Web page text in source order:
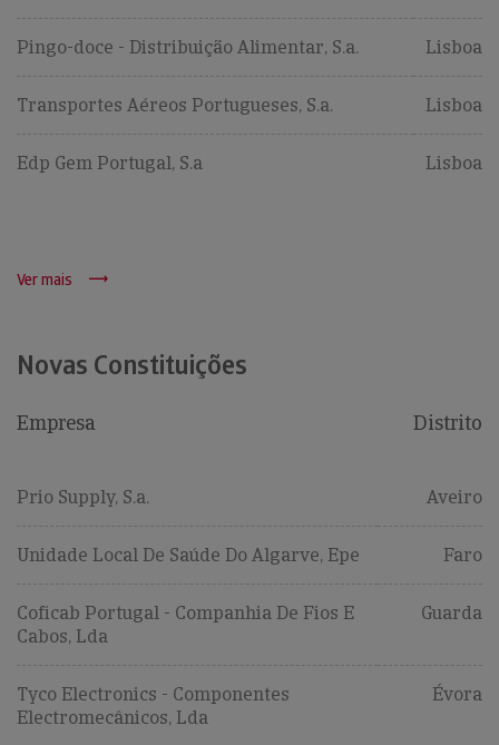
Pingo-doce - Distribuição Alimentar, S.a. Lisboa
Transportes Aéreos Portugueses, S.a. Lisboa
Edp Gem Portugal, S.a Lisboa
Ver mais
Novas Constituições
Empresa Distrito
Prio Supply, S.a. Aveiro
Unidade Local De Saúde Do Algarve, Epe Faro
Coficab Portugal - Companhia De Fios E
Cabos, Lda
Guarda
Tyco Electronics - Componentes
Electromecânicos, Lda
Évora